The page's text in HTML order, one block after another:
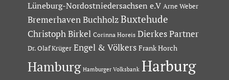
Lüneburg-Nordostniedersachsen e.V Arne Weber
Bremerhaven Buchholz Buxtehude
Christoph Birkel Corinna Horeis Dierkes Partner
Dr. Olaf Krüger Engel & Völkers Frank Horch
Hamburg Hamburger Volksbank Harburg